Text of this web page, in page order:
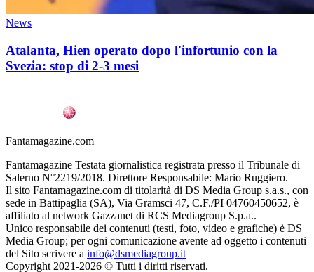
News
Atalanta, Hien operato dopo l'infortunio con la
Svezia: stop di 2-3 mesi
Fantamagazine.com
Fantamagazine Testata giornalistica registrata presso il Tribunale di
Salerno N°2219/2018. Direttore Responsabile: Mario Ruggiero.
Il sito Fantamagazine.com di titolarità di DS Media Group s.a.s., con
sede in Battipaglia (SA), Via Gramsci 47, C.F./PI 04760450652, è
affiliato al network Gazzanet di RCS Mediagroup S.p.a..
Unico responsabile dei contenuti (testi, foto, video e grafiche) è DS
Media Group; per ogni comunicazione avente ad oggetto i contenuti
del Sito scrivere a info@dsmediagroup.it
Copyright 2021-2026 © Tutti i diritti riservati.